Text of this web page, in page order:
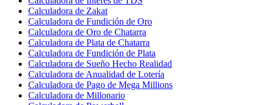
Calculadora de Zakat
Calculadora de Fundición de Oro
Calculadora de Oro de Chatarra
Calculadora de Plata de Chatarra
Calculadora de Fundición de Plata
Calculadora de Sueño Hecho Realidad
Calculadora de Anualidad de Lotería
Calculadora de Pago de Mega Millions
Calculadora de Millonario